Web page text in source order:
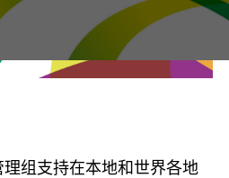
组支持在本地和世界各地